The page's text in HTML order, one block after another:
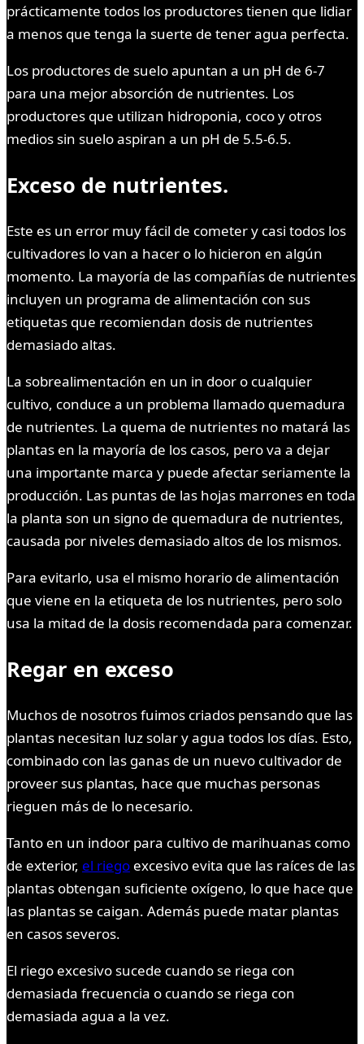
prácticamente todos los productores tienen que lidiar
a menos que tenga la suerte de tener agua perfecta.
Los productores de suelo apuntan a un pH de 6-7
para una mejor absorción de nutrientes. Los
productores que utilizan hidroponia, coco y otros
medios sin suelo aspiran a un pH de 5.5-6.5.
Exceso de nutrientes.
Este es un error muy fácil de cometer y casi todos los
cultivadores lo van a hacer o lo hicieron en algún
momento. La mayoría de las compañías de nutrientes
incluyen un programa de alimentación con sus
etiquetas que recomiendan dosis de nutrientes
demasiado altas.
La sobrealimentación en un in door o cualquier
cultivo, conduce a un problema llamado quemadura
de nutrientes. La quema de nutrientes no matará las
plantas en la mayoría de los casos, pero va a dejar
una importante marca y puede afectar seriamente la
producción. Las puntas de las hojas marrones en toda
la planta son un signo de quemadura de nutrientes,
causada por niveles demasiado altos de los mismos.
Para evitarlo, usa el mismo horario de alimentación
que viene en la etiqueta de los nutrientes, pero solo
usa la mitad de la dosis recomendada para comenzar.
Regar en exceso
Muchos de nosotros fuimos criados pensando que las
plantas necesitan luz solar y agua todos los días. Esto,
combinado con las ganas de un nuevo cultivador de
proveer sus plantas, hace que muchas personas
rieguen más de lo necesario.
Tanto en un indoor para cultivo de marihuanas como
de exterior, el riego excesivo evita que las raíces de las
plantas obtengan suficiente oxígeno, lo que hace que
las plantas se caigan. Además puede matar plantas
en casos severos.
El riego excesivo sucede cuando se riega con
demasiada frecuencia o cuando se riega con
demasiada agua a la vez.